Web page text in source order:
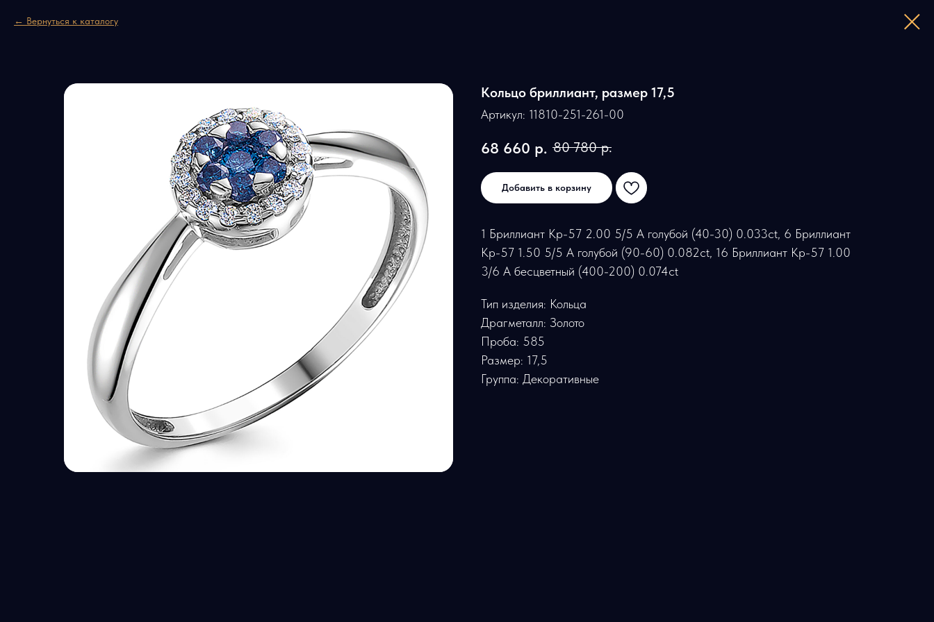
Вернуться к каталогу
Кольцо бриллиант, размер 17,5
Артикул: 11810-251-261-00
68 660 р. 80 780 р.
Добавить в корзину
1 Бриллиант Кр-57 2.00 5/5 А голубой (40-30) 0.033ct, 6 Бриллиант
Кр-57 1.50 5/5 А голубой (90-60) 0.082ct, 16 Бриллиант Кр-57 1.00
3/6 А бесцветный (400-200) 0.074ct
Тип изделия: Кольца
Драгметалл: Золото
Проба: 585
Размер: 17,5
Группа: Декоративные